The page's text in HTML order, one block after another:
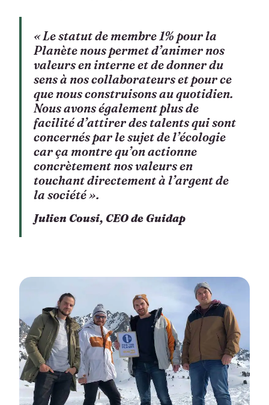
« Le statut de membre 1% pour la
Planète nous permet d’animer nos
valeurs en interne et de donner du
sens à nos collaborateurs et pour ce
que nous construisons au quotidien.
Nous avons également plus de
facilité d’attirer des talents qui sont
concernés par le sujet de l’écologie
car ça montre qu’on actionne
concrètement nos valeurs en
touchant directement à l’argent de
la société ».
Julien Cousi, CEO de Guidap